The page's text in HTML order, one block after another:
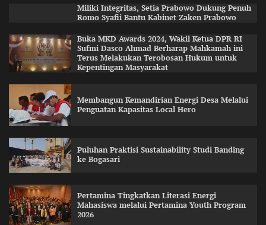
Miliki Integritas, Setia Prabowo Dukung Penuh
Romo Syafii Bantu Kabinet Zaken Prabowo
Buka MKD Awards 2024, Wakil Ketua DPR RI
Sufmi Dasco Ahmad Berharap Mahkamah ini
Terus Melakukan Terobosan Hukum untuk
Kepentingan Masyarakat
Membangun Kemandirian Energi Desa Melalui
Penguatan Kapasitas Local Hero
Puluhan Praktisi Sustainability Studi Banding
ke Bogasari
Pertamina Tingkatkan Literasi Energi
Mahasiswa melalui Pertamina Youth Program
2026